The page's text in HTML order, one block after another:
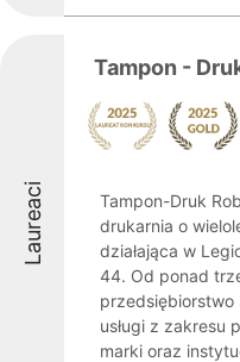
Laureaci
Tampon -
Tampon-Druk
drukarnia o
działająca w
44. Od ponad
usługi z zakresu
marki oraz